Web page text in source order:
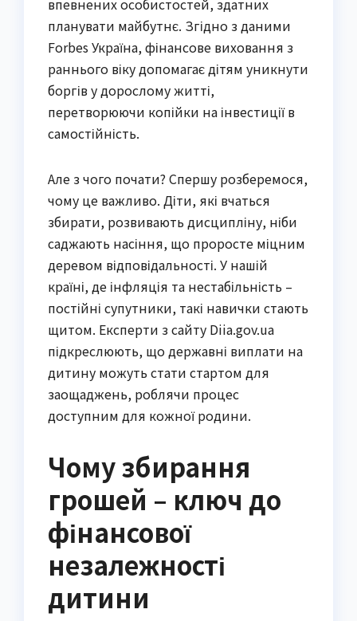
планувати майбутнє. Згідно з даними
Forbes Україна, фінансове виховання з
раннього віку допомагає дітям уникнути
боргів у дорослому житті,
перетворюючи копійки на інвестиції в
самостійність.
Але з чого почати? Спершу розберемося,
чому це важливо. Діти, які вчаться
збирати, розвивають дисципліну, ніби
саджають насіння, що проросте міцним
деревом відповідальності. У нашій
країні, де інфляція та нестабільність –
постійні супутники, такі навички стають
щитом. Експерти з сайту Diia.gov.ua
підкреслюють, що державні виплати на
дитину можуть стати стартом для
заощаджень, роблячи процес
доступним для кожної родини.
Чому збирання
грошей – ключ до
фінансової
незалежності
дитини